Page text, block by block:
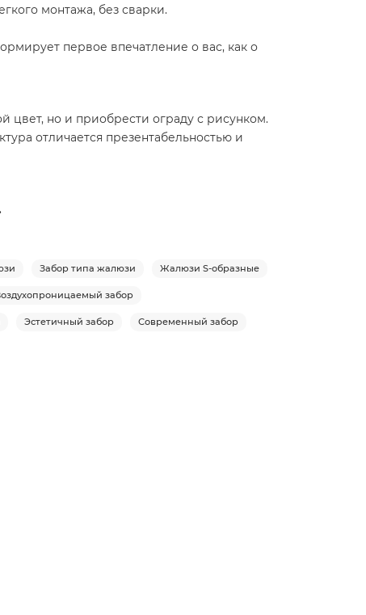
монтажа, без сварки.
первое впечатление о вас, как о
цвет, но и приобрести ограду с рисунком.
отличается презентабельностью и
Забор типа жалюзи Жалюзи S-образные
забор
Эстетичный забор Современный забор